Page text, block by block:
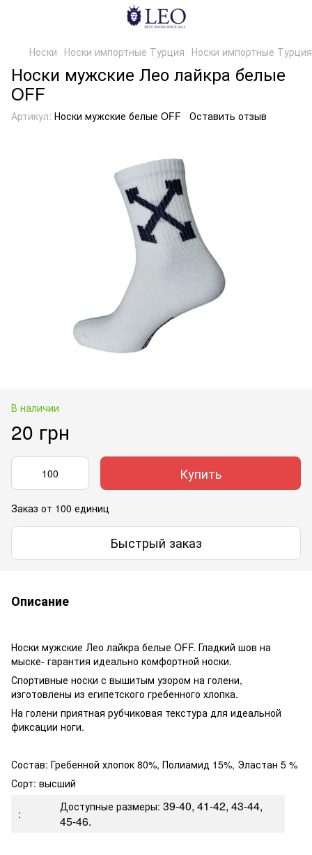
Носки Носки импортные Турция Носки импортные
Носки мужские Лео лайкра белые
OFF
Артикул: Носки мужские белые OFF Оставить отзыв
В наличии
20 грн
Купить
Заказ от 100 единиц
Быстрый заказ
Описание
Носки мужские Лео лайкра белые OFF. Гладкий шов на
мыске- гарантия идеально комфортной носки.
Спортивные носки с вышитым узором на голени,
изготовлены из египетского гребенного хлопка.
На голени приятная рубчиковая текстура для идеальной
фиксации ноги.
Состав: Гребенной хлопок 80%, Полиамид 15%, Эластан 5 %
Сорт: высший
:
Доступные размеры: 39-40, 41-42, 43-44,
45-46.